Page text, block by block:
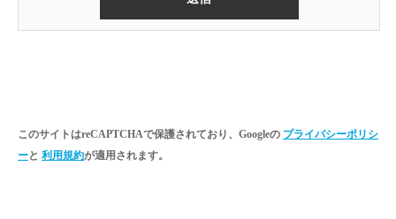
このサイトはreCAPTCHAで保護されており、Googleの プライバシーポリシ
ーと 利用規約が適用されます。